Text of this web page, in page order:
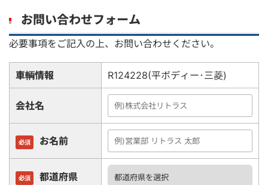
お問い合わせフォーム
必要事項をご記入の上、お問い合わせください。
車輌情報 R124228(平ボディー･三菱)
会社名
必須 お名前
必須 都道府県